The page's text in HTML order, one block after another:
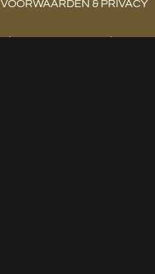
VOORWAARDEN & PRIVACY
Algemene voorwaarden